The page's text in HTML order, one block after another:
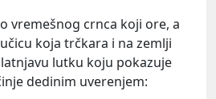
vremešnog crnca koji ore, a
koja trčkara i na zemlji
lutku koju pokazuje
dedinim uverenjem: